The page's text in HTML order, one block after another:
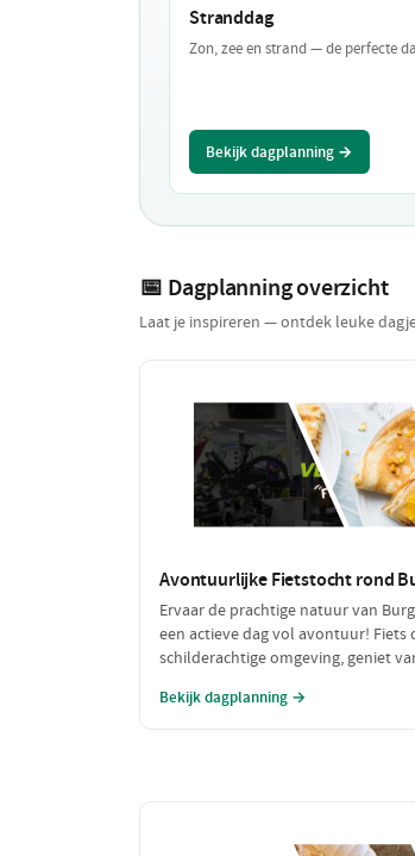
Stranddag
Zon, zee en strand — de perfecte
Bekijk dagplanning →
📅 Dagplanning overzicht
Laat je inspireren — ontdek leuke
Avontuurlijke Fietstocht rond
Ervaar de prachtige natuur van
een actieve dag vol avontuur! Fiets
schilderachtige omgeving, geniet
vol bewegen. Deze dag is perfect
Bekijk dagplanning →